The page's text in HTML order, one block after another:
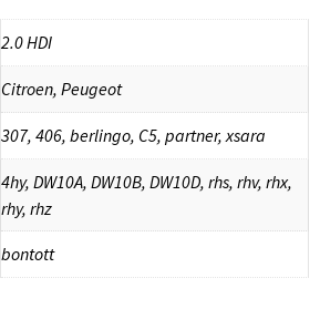
2.0 HDI
Citroen, Peugeot
307, 406, berlingo, C5, partner, xsara
4hy, DW10A, DW10B, DW10D, rhs, rhv, rhx,
rhy, rhz
bontott